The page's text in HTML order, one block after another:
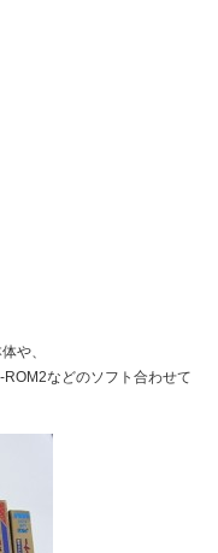
や、
などのソフト合わせて